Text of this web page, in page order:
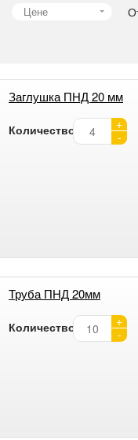
Цене
Заглушка ПНД 20 мм
Количество:
+
-
Труба ПНД 20мм
Количество:
+
-